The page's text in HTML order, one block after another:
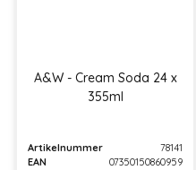
A&W - Cream Soda 24 x
355ml
Artikelnummer
78141
EAN
07350150860959